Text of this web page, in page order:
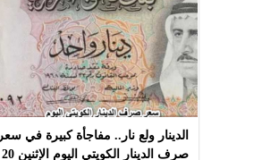
الدينار ولع نار.. مفاجأة كبيرة في سعر
صرف الدينار الكويتي اليوم الإثنين 20